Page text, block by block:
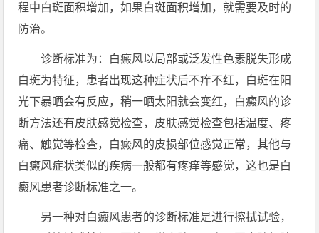
程中白斑面积增加，如果白斑面积增加，就需要及时的
防治。
诊断标准为：白癜风以局部或泛发性色素脱失形成
白斑为特征，患者出现这种症状后不痒不红，白斑在阳
光下暴晒会有反应，稍一晒太阳就会变红，白癜风的诊
断方法还有皮肤感觉检查，皮肤感觉检查包括温度、疼
痛、触觉等检查，白癜风的皮损部位感觉正常，其他与
白癜风症状类似的疾病一般都有疼痒等感觉，这也是白
癜风患者诊断标准之一。
另一种对白癜风患者的诊断标准是进行擦拭试验，